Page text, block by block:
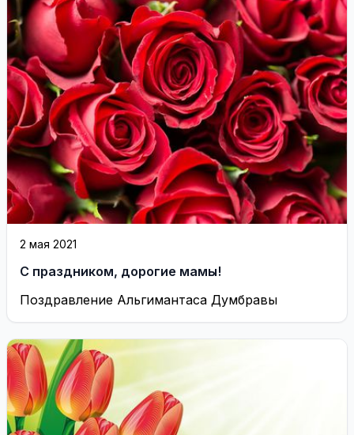
2 мая 2021
С праздником, дорогие мамы!
Поздравление Альгимантаса Думбравы